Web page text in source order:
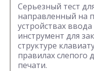
Серьезный тест
направленный на
устройствах
инструмент для
структуре
правилах слепого
печати.